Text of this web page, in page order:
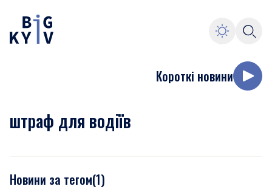
Короткі новини
штраф для водіїв
Новини за тегом(1)